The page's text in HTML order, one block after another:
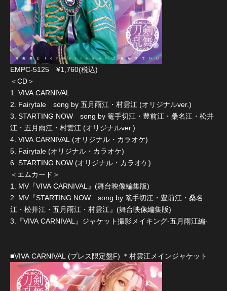
EMPC-5125 ¥1,760(税込)
＜CD＞
1. VIVA CARNIVAL
2. Fairytale song by 五月雨江・村雲江 (オリジナルver.)
3. STARTING NOW song by 篭手切江・豊前江・桑名江・松井
江・五月雨江・村雲江 (オリジナルver.)
4. VIVA CARNIVAL (オリジナル・カラオケ)
5. Fairytale (オリジナル・カラオケ)
6. STARTING NOW (オリジナル・カラオケ)
＜エムカード＞
1. MV『VIVA CARNIVAL』(舞台映像編集版)
2. MV『STARTING NOW song by 篭手切江・豊前江・桑名
江・松井江・五月雨江・村雲江』(舞台映像編集版)
3.『VIVA CARNIVAL』ジャケット撮影メイキング-五月雨江編-
■VIVA CARNIVAL (プレス限定盤F) ＊村雲江メインジャケット